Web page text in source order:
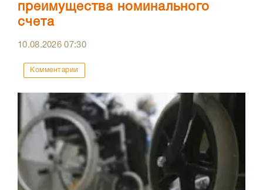
преимущества номинального
счета
10.08.202607:30
Комментарии